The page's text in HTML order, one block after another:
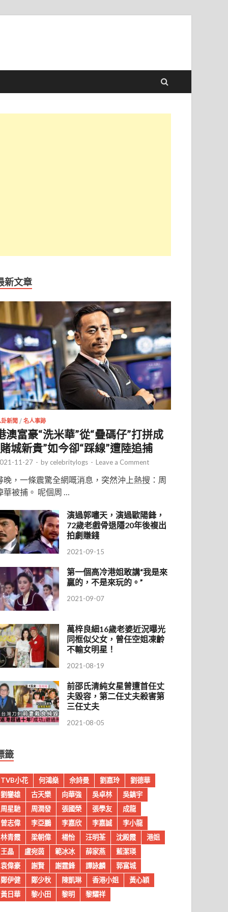
新文章
卦新聞 /名人事跡
澳富豪“洗米華”從“疊碼仔”打拼成
城新貴”如今卻“踩線”遭陸追捕
11-27 - by celebritylogs - Leave a Comment
晚，一條震驚全網嘅消息，突然沖上熱搜：周
華被捕。 呢個周 …
演過郭嘯天，演過歐陽鋒，
72歲老戲骨退隱20年後複出
拍劇賺錢
2021-09-15
第一個高冷港姐敢講“我是來
贏的，不是來玩的。”
2021-09-07
萬梓良細16歲老婆近況曝光
同框似父女，曾任空姐凍齡
不輸女明星！
2021-08-19
前邵氏清純女星曾遭首任丈
夫毀容，第二任丈夫殺害第
三任丈夫
2021-08-05
籤
TVB小花 何鴻燊 佘詩曼 劉嘉玲
劉德華
劉鑾雄
古天樂 向華強 吳卓林
吳鎮宇
周星馳
周潤發 張國榮 張學友
成龍
曾志偉
李亞鵬 李嘉欣 李嘉誠
李小龍
林青霞
梁朝偉 楊怡 汪明荃 沈殿霞
港姐
王晶
盧宛茵 範冰冰 薛家燕
藍潔瑛
袁偉豪
謝賢 謝霆鋒 譚詠麟
郭富城
鄭伊健
鄭少秋 陳凱琳 香港小姐
黃心穎
黃日華
黎小田 黎明 黎耀祥